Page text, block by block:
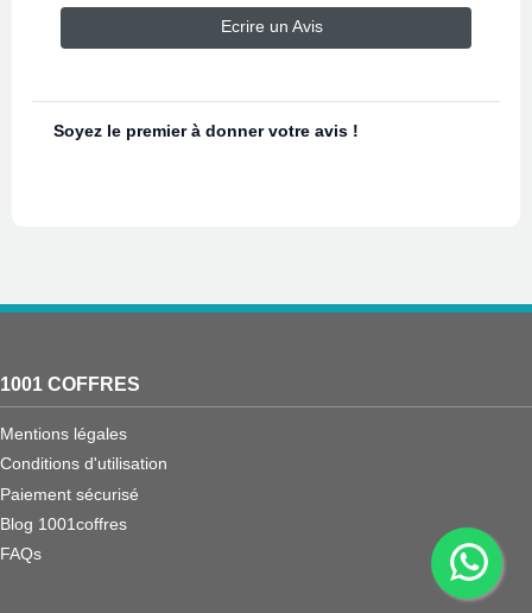
Ecrire un Avis
Soyez le premier à donner votre avis !
1001 COFFRES
Mentions légales
Conditions d'utilisation
Paiement sécurisé
Blog 1001coffres
FAQs